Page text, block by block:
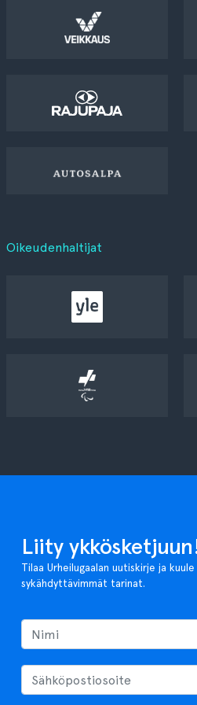
Oikeudenhaltijat
Liity
Tilaa Urheilugaalan uutiskirje ja
sykähdyttävimmät tarinat.